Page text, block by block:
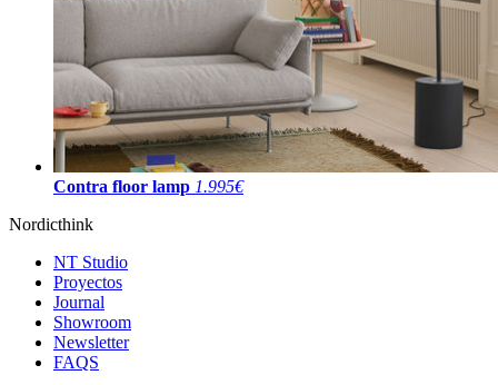
Contra floor lamp 1.995€
Nordicthink
NT Studio
Proyectos
Journal
Showroom
Newsletter
FAQS